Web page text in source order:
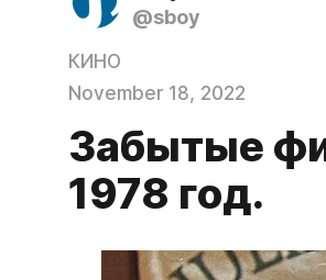
@sboy
КИНО
November 18, 2022
Забытые
1978 год.